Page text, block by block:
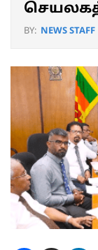
BY: NEWS STAFF